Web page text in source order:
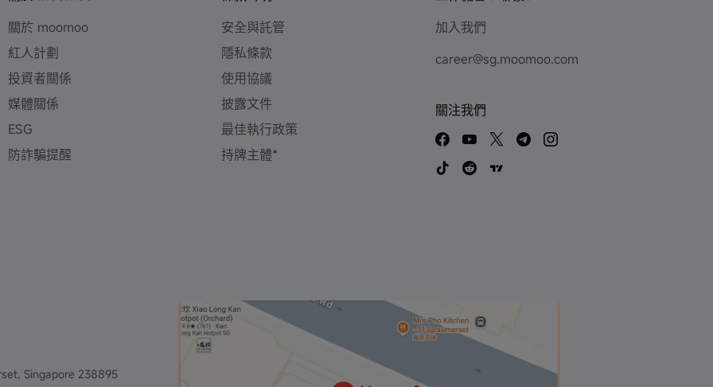
關於 moomoo
紅人計劃
投資者關係
媒體關係
ESG
防詐騙提醒
安全與託管
隱私條款
使用協議
披露文件
最佳執行政策
持牌主體*
加入我們
career@sg.moomoo.com
關注我們
Singapore 238895